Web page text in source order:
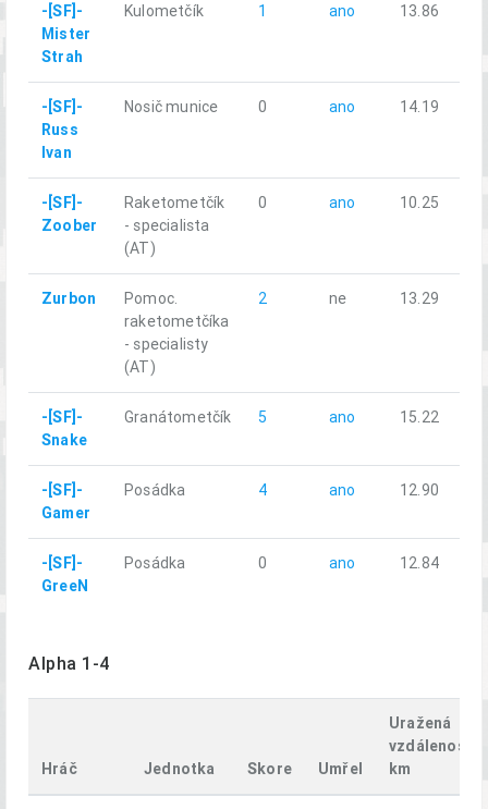
-[SF]-
Mister
Strah
Kulometčík 1 ano 13.86
-[SF]-
Russ
Ivan
Nosič munice 0 ano 14.19
-[SF]-
Zoober
Raketometčík
- specialista
(AT)
0 ano 10.25
Zurbon
Pomoc.
raketometčíka
- specialisty
(AT)
2 ne 13.29
-[SF]-
Snake
Granátometčík 5 ano 15.22
-[SF]-
Gamer
Posádka 4 ano 12.90
-[SF]-
GreeN
Posádka 0 ano 12.84
Alpha 1-4
Hráč Jednotka Skore Umřel
Uražená
vzdálenost,
km